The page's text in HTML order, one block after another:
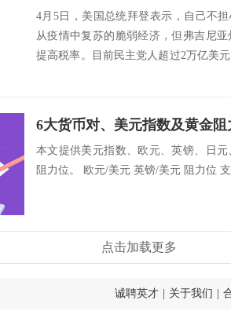
4月5日，美国总统拜登表示，自己不
从疫情中复苏的脆弱经济，但弗吉尼
提高税率。目前民主党人超过2万亿美
6大货币对、美元指数及黄金
本文提供美元指数、欧元、英镑、日
阻力位。 欧元/美元 英镑/美元 阻力位
点击加载更多
诚聘英才 关于我们